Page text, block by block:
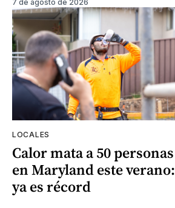
7 de agosto de 2026
LOCALES
Calor mata a 50 personas
en Maryland este verano:
ya es récord